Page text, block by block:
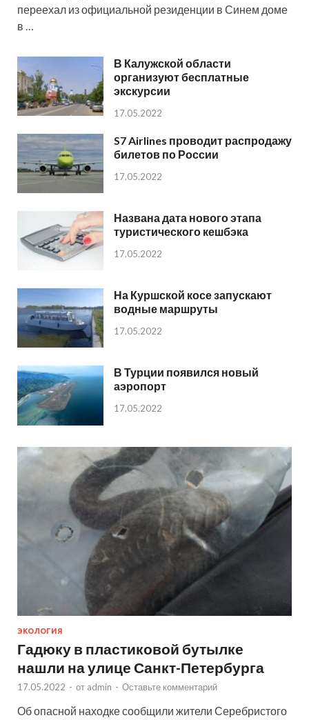
переехал из официальной резиденции в Синем доме
в …
В Калужской области
организуют бесплатные
экскурсии
17.05.2022
S7 Airlines проводит распродажу
билетов по России
17.05.2022
Названа дата нового этапа
туристического кешбэка
17.05.2022
На Куршской косе запускают
водные маршруты
17.05.2022
В Турции появился новый
аэропорт
17.05.2022
ЭКОЛОГИЯ
Гадюку в пластиковой бутылке
нашли на улице Санкт-Петербурга
17.05.2022 - от admin - Оставьте комментарий
Об опасной находке сообщили жители Серебристого